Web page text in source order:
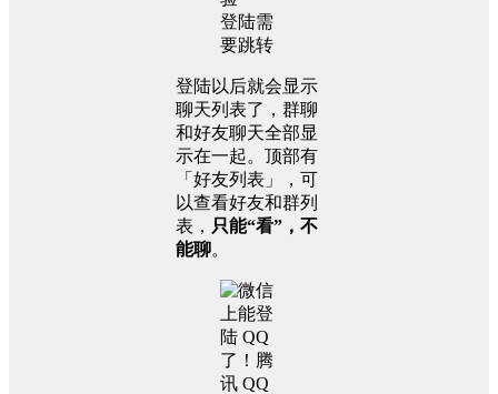
登陆需
要跳转
登陆以后就会显示
聊天列表了，群聊
和好友聊天全部显
示在一起。顶部有
「好友列表」，可
以查看好友和群列
表， 只能“看”，不
能聊。